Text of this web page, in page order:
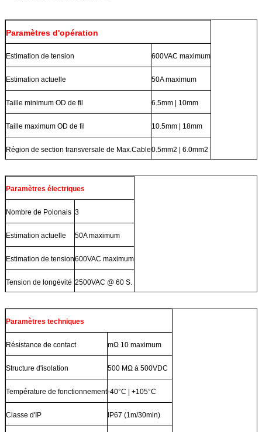
Paramètres d'opération
Estimation de tension 600VAC maximum
Estimation actuelle 50A maximum
Taille minimum OD de fil 6.5mm | 10mm
Taille maximum OD de fil 10.5mm | 18mm
Région de section transversale de Max.Cable0.5mm2 | 6.0mm2
Paramètres électriques
Nombre de Polonais 3
Estimation actuelle 50A maximum
Estimation de tension600VAC maximum
Tension de longévité 2500VAC @ 60 S.
Paramètres techniques
Résistance de contact mΩ 10 maximum
Structure d'isolation 500 MΩ à 500VDC
Température de fonctionnement-40°C | +105°C
Classe d'IP IP67 (1m/30min)